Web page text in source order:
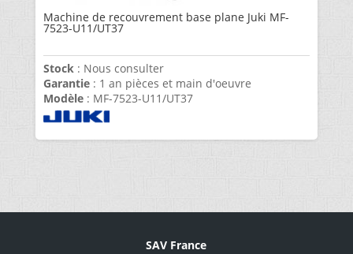
Machine de recouvrement base plane Juki MF-
7523-U11/UT37
Stock: Nous consulter
Garantie: 1 an pièces et main d'oeuvre
Modèle: MF-7523-U11/UT37
SAV France